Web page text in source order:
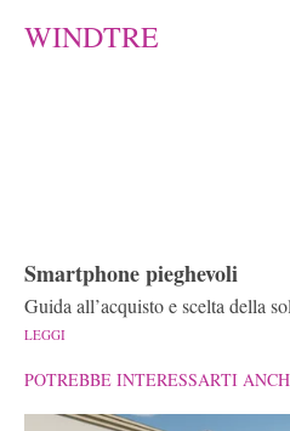
WINDTRE
Smartphone pieghevoli
Guida all’acquisto e scelta della
LEGGI